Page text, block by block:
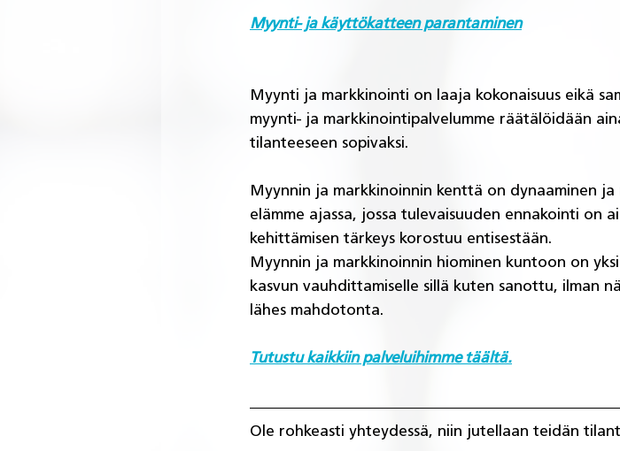
Myynti- ja käyttökatteen parantaminen
Myynti ja markkinointi on laaja kokonaisuus eikä
myynti- ja markkinointipalvelumme räätälöidään
tilanteeseen sopivaksi.
Myynnin ja markkinoinnin kenttä on dynaaminen
elämme ajassa, jossa tulevaisuuden ennakointi on
kehittämisen tärkeys korostuu entisestään.
Myynnin ja markkinoinnin hiominen kuntoon on
kasvun vauhdittamiselle sillä kuten sanottu, ilman
lähes mahdotonta.
Tutustu kaikkiin palveluihimme täältä.
Ole rohkeasti yhteydessä, niin jutellaan teidän